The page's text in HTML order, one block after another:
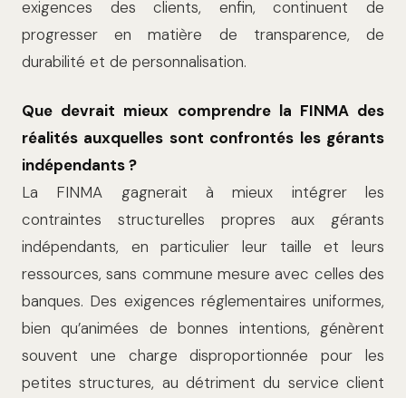
exigences des clients, enfin, continuent de
progresser en matière de transparence, de
durabilité et de personnalisation.
Que devrait mieux comprendre la FINMA des
réalités auxquelles sont confrontés les gérants
indépendants ?
La FINMA gagnerait à mieux intégrer les
contraintes structurelles propres aux gérants
indépendants, en particulier leur taille et leurs
ressources, sans commune mesure avec celles des
banques. Des exigences réglementaires uniformes,
bien qu’animées de bonnes intentions, génèrent
souvent une charge disproportionnée pour les
petites structures, au détriment du service client